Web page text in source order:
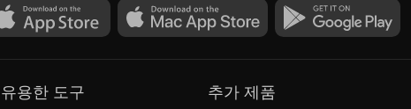
유용한 도구 추가 제품